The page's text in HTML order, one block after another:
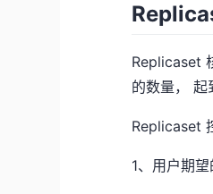
Replicaset
的数量， 起
Replicaset
1、用户期